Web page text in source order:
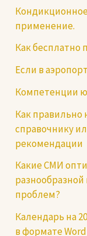
применение.
Как бесплатно
Если в
Компетенции
Как правильно
справочнику
рекомендации
Какие СМИ
проблем?
Календарь на
в формате